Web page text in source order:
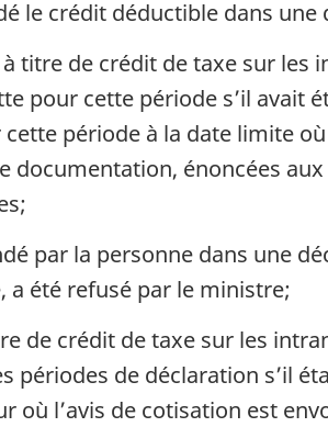
le crédit déductible dans
titre de crédit de taxe sur
pour cette période s’il avait
période à la date limite
documentation, énoncées
par la personne dans une
a été refusé par le ministre;
de crédit de taxe sur les
périodes de déclaration s’il
où l’avis de cotisation est